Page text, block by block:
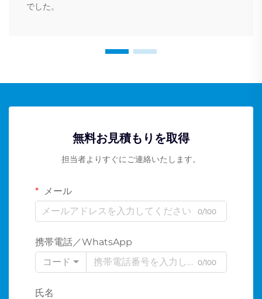
でした。
無料お見積もりを取得
担当者よりすぐにご連絡いたします。
メール
0/100
携帯電話／WhatsApp
コード
0/100
氏名